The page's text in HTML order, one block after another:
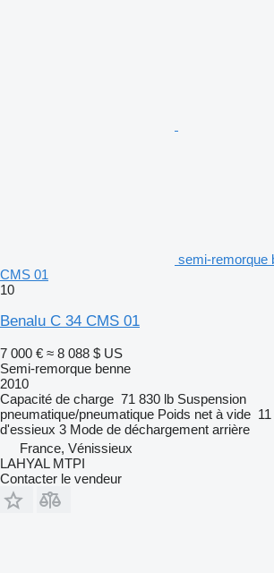
semi-remorque
CMS 01
10
Benalu C 34 CMS 01
7 000 € ≈ 8 088 $ US
Semi-remorque benne
2010
Capacité de charge 71 830 lb Suspension
pneumatique/pneumatique Poids net à vide
d'essieux 3 Mode de déchargement arrière
France, Vénissieux
LAHYAL MTPI
Contacter le vendeur